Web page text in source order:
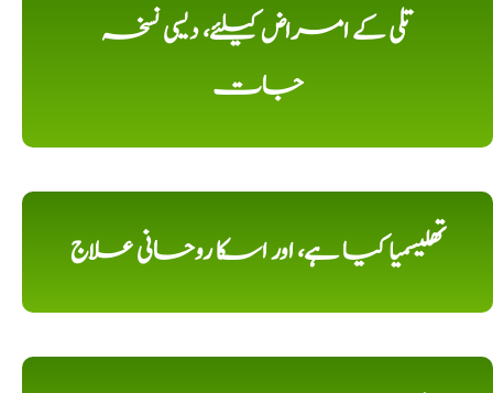
تلی کے امراض کیلئے، دیسی نسخہ
جات
تھلیسمیا کیا ہے، اور اسکا روحانی علاج